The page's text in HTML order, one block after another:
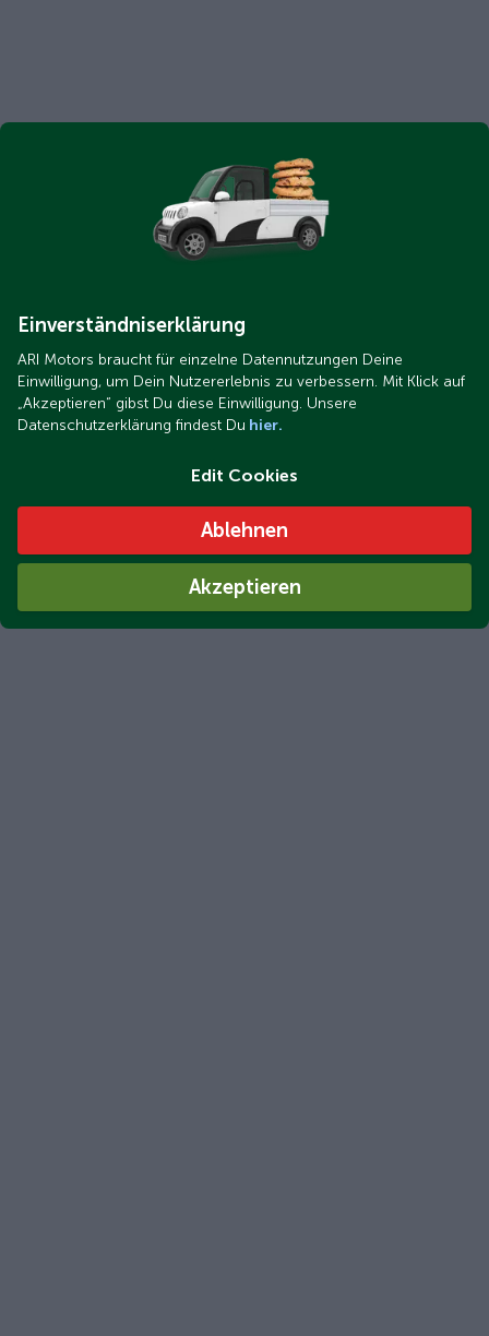
Einverständniserklärung
ARI Motors braucht für einzelne Datennutzungen Deine
Einwilligung, um Dein Nutzererlebnis zu verbessern. Mit Klick auf
„Akzeptieren“ gibst Du diese Einwilligung. Unsere
Datenschutzerklärung findest Du hier.
Edit Cookies
Ablehnen
Akzeptieren